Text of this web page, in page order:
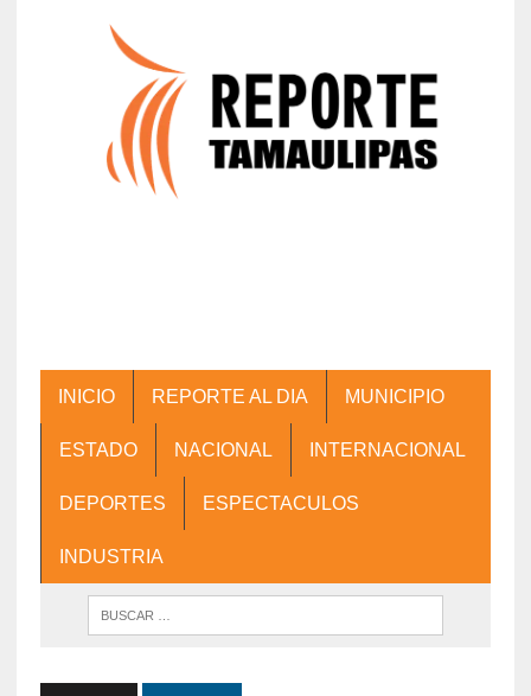
INICIO REPORTE AL DIA MUNICIPIO
ESTADO NACIONAL INTERNACIONAL
DEPORTES ESPECTACULOS
INDUSTRIA